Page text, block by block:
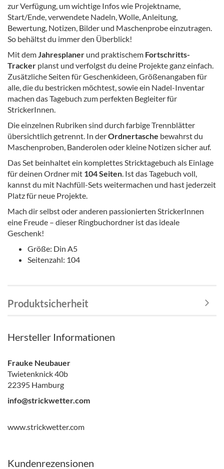
zur Verfügung, um wichtige Infos wie Projektname,
Start/Ende, verwendete Nadeln, Wolle, Anleitung,
Bewertung, Notizen, Bilder und Maschenprobe einzutragen.
So behältst du immer den Überblick!
Mit demJahresplaner und praktischem Fortschritts-
Tracker planst und verfolgst du deine Projekte ganz einfach.
Zusätzliche Seiten für Geschenkideen, Größenangaben für
alle, die du bestricken möchtest, sowie ein Nadel-Inventar
machen das Tagebuch zum perfekten Begleiter für
StrickerInnen.
Die einzelnen Rubriken sind durch farbige Trennblätter
übersichtlich getrennt. In derOrdnertasche bewahrst du
Maschenproben, Banderolen oder kleine Notizen sicher auf.
Das Set beinhaltet ein komplettes Stricktagebuch als Einlage
für deinen Ordner mit 104 Seiten. Ist das Tagebuch voll,
kannst du mit Nachfüll-Sets weitermachen und hast jederzeit
Platz für neue Projekte.
Mach dir selbst oder anderen passionierten StrickerInnen
eine Freude – dieser Ringbuchordner ist das ideale
Geschenk!
Größe: Din A5
Seitenzahl: 104
Produktsicherheit
Hersteller Informationen
Frauke Neubauer
Twietenknick 40b
22395 Hamburg
info@strickwetter.com
www.strickwetter.com
Kundenrezensionen